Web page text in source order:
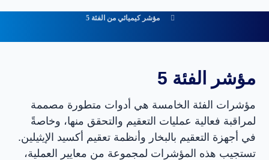
مؤشر كيميائي من الفئة 5
مؤشر الفئة 5
مؤشرات الفئة الخامسة هي أدوات متطورة مصممة
لمراقبة فعالية عمليات التعقيم والتحقق منها، وخاصةً
في أجهزة التعقيم بالبخار وأنظمة تعقيم أكسيد الإيثيلين.
تستجيب هذه المؤشرات لمجموعة من معايير العملية،